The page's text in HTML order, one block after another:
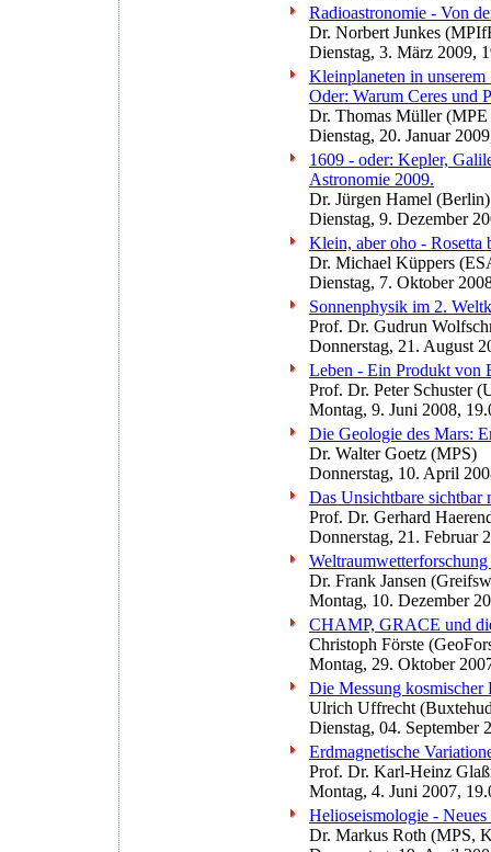
Radioastronomie - Von
Dr. Norbert Junkes
Dienstag, 3. März 2009,
Kleinplaneten in unserem
Oder: Warum Ceres und
Dr. Thomas Müller
Dienstag, 20. Januar
1609 - oder: Kepler,
Astronomie 2009.
Dr. Jürgen Hamel (Berlin)
Dienstag, 9. Dezember
Klein, aber oho - Rosetta
Dr. Michael Küppers
Dienstag, 7. Oktober
Sonnenphysik im 2.
Prof. Dr. Gudrun
Donnerstag, 21. August
Leben - Ein Produkt von
Prof. Dr. Peter Schuster
Montag, 9. Juni 2008,
Die Geologie des Mars:
Dr. Walter Goetz (MPS)
Donnerstag, 10. April
Das Unsichtbare sichtbar
Prof. Dr. Gerhard
Donnerstag, 21. Februar
Dr. Frank Jansen
Montag, 10. Dezember
CHAMP, GRACE und
Christoph Förste
Montag, 29. Oktober
Die Messung
Ulrich Uffrecht
Dienstag, 04. September
Erdmagnetische
Prof. Dr. Karl-Heinz
Montag, 4. Juni 2007,
Helioseismologie -
Dr. Markus Roth (MPS,